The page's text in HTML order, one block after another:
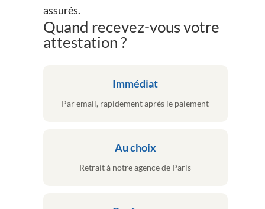
assurés.
Quand recevez-vous votre
attestation ?
Immédiat
Par email, rapidement après le paiement
Au choix
Retrait à notre agence de Paris